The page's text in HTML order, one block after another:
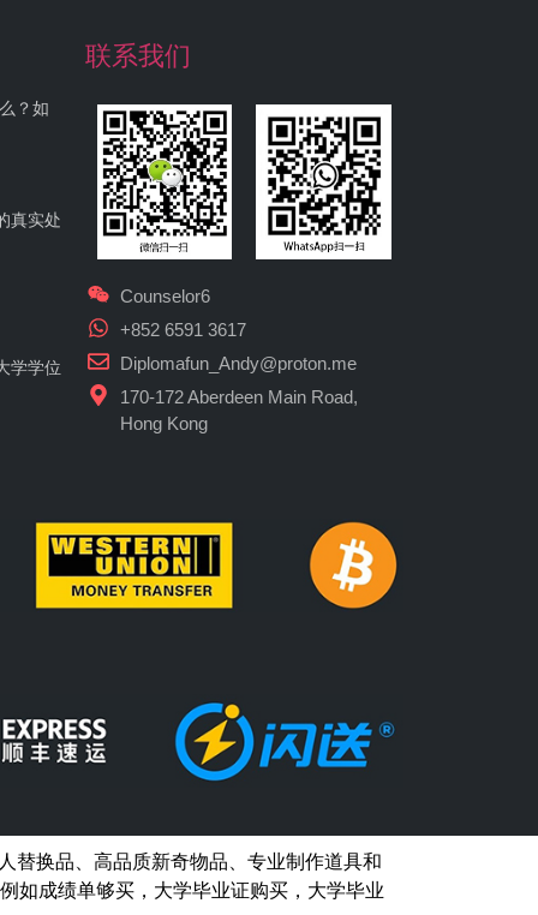
？如
真实处
学学位
联系我们
Counselor6
+852 6591 3617
Diplomafun_Andy@proton.me
170-172 Aberdeen Main Road,
Hong Kong
替换品、高品质新奇物品、专业制作道具和
如成绩单够买 ，大学毕业证购买，大学毕业